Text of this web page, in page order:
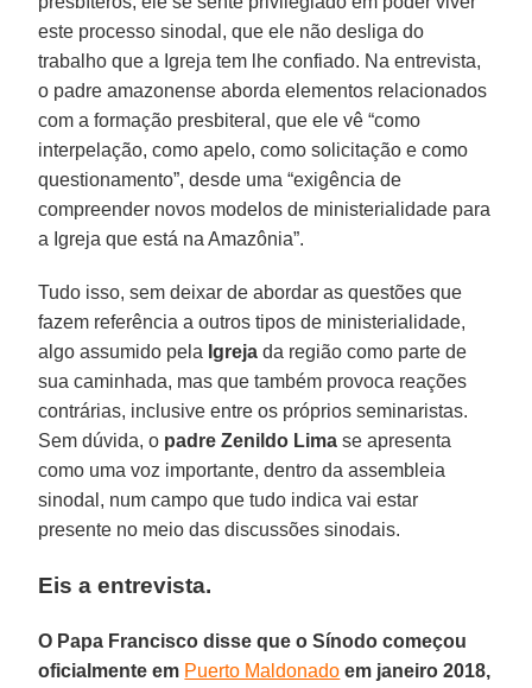
este processo sinodal, que ele não desliga do
trabalho que a Igreja tem lhe confiado. Na entrevista,
o padre amazonense aborda elementos relacionados
com a formação presbiteral, que ele vê “como
interpelação, como apelo, como solicitação e como
questionamento”, desde uma “exigência de
compreender novos modelos de ministerialidade para
a Igreja que está na Amazônia”.
Tudo isso, sem deixar de abordar as questões que
fazem referência a outros tipos de ministerialidade,
algo assumido pela Igreja da região como parte de
sua caminhada, mas que também provoca reações
contrárias, inclusive entre os próprios seminaristas.
Sem dúvida, o padre Zenildo Lima se apresenta
como uma voz importante, dentro da assembleia
sinodal, num campo que tudo indica vai estar
presente no meio das discussões sinodais.
Eis a entrevista.
O Papa Francisco disse que o Sínodo começou
oficialmente em Puerto Maldonado em janeiro 2018,